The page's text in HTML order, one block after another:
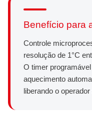
Benefício para
Controle
resolução de 1°C
O timer
aquecimento
liberando o